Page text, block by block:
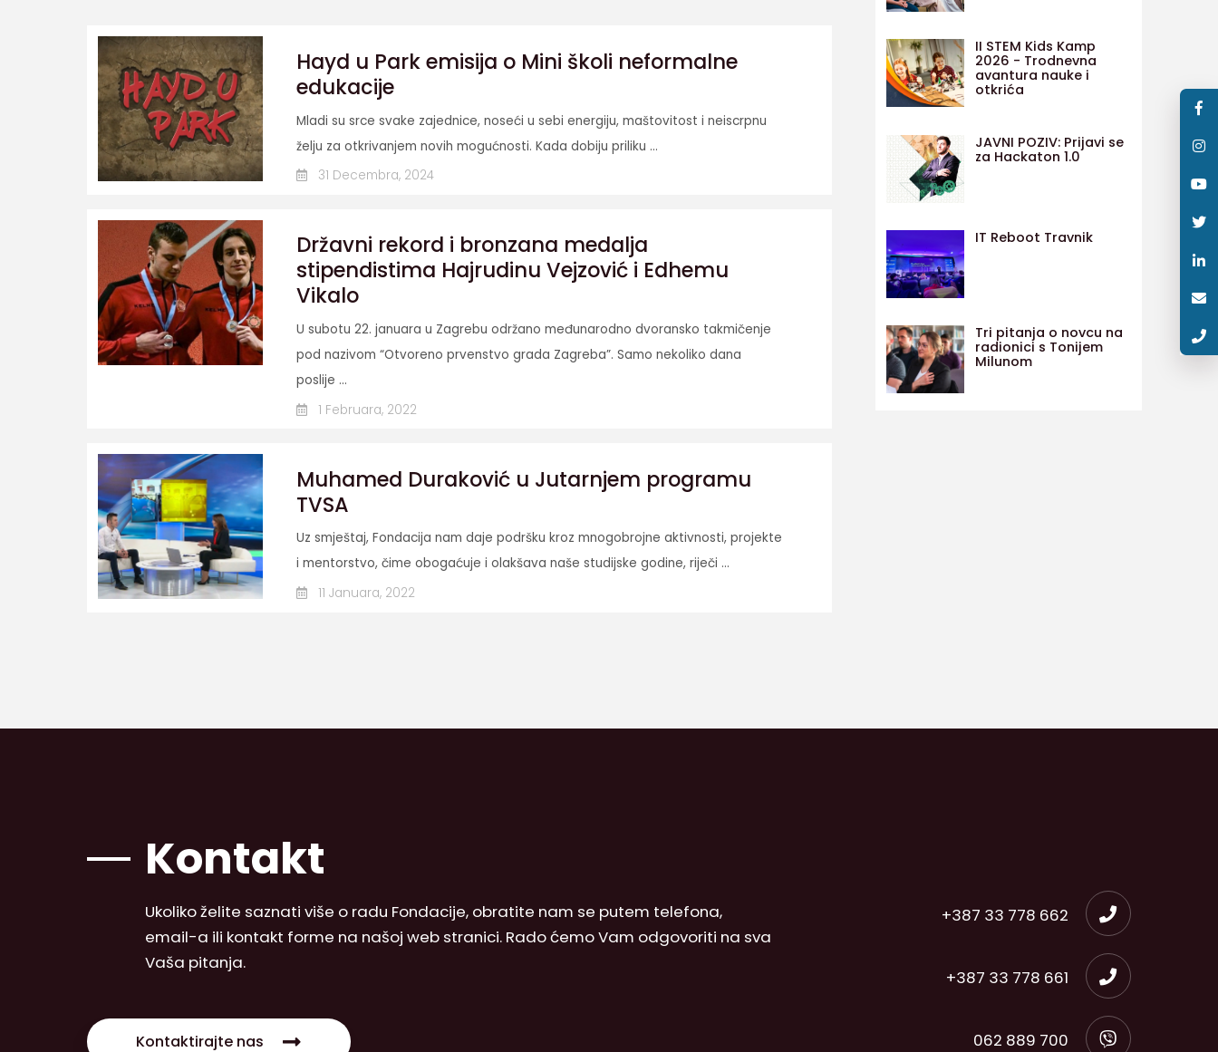
Hayd u Park emisija o Mini školi neformalne
edukacije
Mladi su srce svake zajednice, noseći u sebi energiju, maštovitost i neiscrpnu
želju za otkrivanjem novih mogućnosti. Kada dobiju priliku ...
31 Decembra, 2024
Državni rekord i bronzana medalja
stipendistima Hajrudinu Vejzović i Edhemu
Vikalo
U subotu 22. januara u Zagrebu održano međunarodno dvoransko takmičenje
pod nazivom “Otvoreno prvenstvo grada Zagreba”. Samo nekoliko dana
poslije ...
1 Februara, 2022
Muhamed Duraković u Jutarnjem programu
TVSA
Uz smještaj, Fondacija nam daje podršku kroz mnogobrojne aktivnosti, projekte
i mentorstvo, čime obogaćuje i olakšava naše studijske godine, riječi ...
11 Januara, 2022
II STEM Kids Kamp
2026 - Trodnevna
avantura nauke i
otkrića
JAVNI POZIV: Prijavi se
za Hackaton 1.0
IT Reboot Travnik
Tri pitanja o novcu na
radionici s Tonijem
Milunom
Kontakt
Ukoliko želite saznati više o radu Fondacije, obratite nam se putem telefona,
email-a ili kontakt forme na našoj web stranici. Rado ćemo Vam odgovoriti na sva
Vaša pitanja.
Kontaktirajte nas
+387 33 778 662
+387 33 778 661
062 889 700